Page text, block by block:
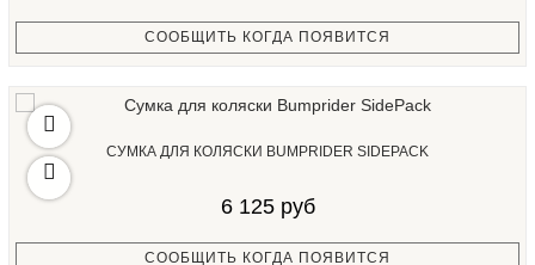
СООБЩИТЬ КОГДА ПОЯВИТСЯ
СУМКА ДЛЯ КОЛЯСКИ BUMPRIDER SIDEPACK
6 125 руб
СООБЩИТЬ КОГДА ПОЯВИТСЯ